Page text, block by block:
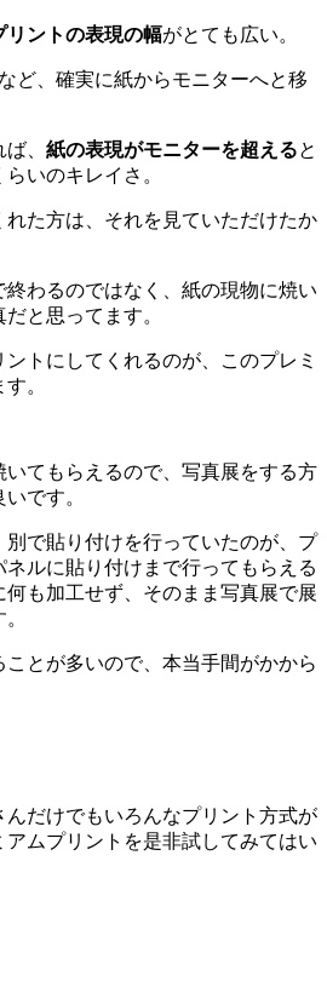
リントの表現の幅がとても広い。
ど、確実に紙からモニターへと移
、 紙の表現がモニターを超えると
いのキレイさ。
た方は、それを見ていただけたか
わるのではなく、紙の現物に焼い
と思ってます。
トにしてくれるのが、このプレミ
。
いてもらえるので、写真展をする方
です。
で貼り付けを行っていたのが、プ
ルに貼り付けまで行ってもらえる
も加工せず、そのまま写真展で展
とが多いので、本当手間がかから
だけでもいろんなプリント方式が
ムプリントを是非試してみてはい